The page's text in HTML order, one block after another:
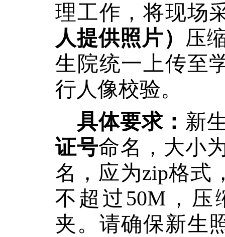
理工作，将现场
人提供照片） 压
生院统一上传至
行人像校验。
具体要求： 新
证号命名，大小
名，应为zip格式
不超过50M，压
夹。请确保新生